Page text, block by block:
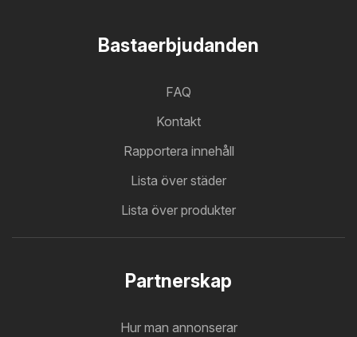
Bastaerbjudanden
FAQ
Kontakt
Rapportera innehåll
Lista över städer
Lista över produkter
Partnerskap
Hur man annonserar